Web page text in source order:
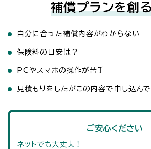
補償プランを創
自分に合った補償内容がわからない
保険料の目安は？
PCやスマホの操作が苦手
見積もりをしたがこの内容で申し込ん
ご安心ください
ネットでも大丈夫！